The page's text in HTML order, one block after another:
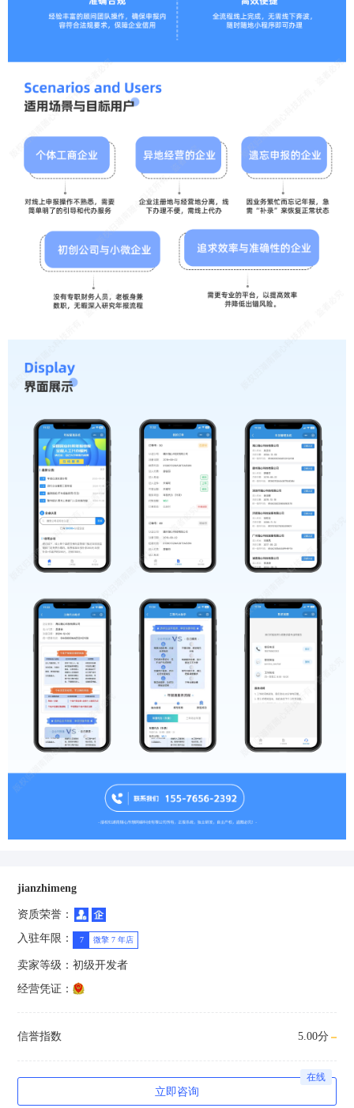
jianzhimeng
资质荣誉：
入驻年限：
7 微擎 7 年店
卖家等级： 初级开发者
经营凭证：
信誉指数 5.00分
立即咨询
在线